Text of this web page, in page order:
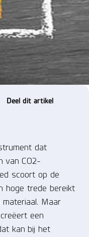
Deel dit artikel
dat
van CO2-
scoort op de
hoge trede bereikt
Maar
een
kan bij het